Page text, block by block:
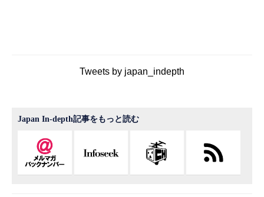
Tweets by japan_indepth
Japan In-depth記事をもっと読む